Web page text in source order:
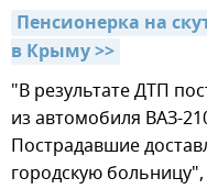
Пенсионерка на
в Крыму >>
"В результате ДТП
из автомобиля ВАЗ-
Пострадавшие
городскую